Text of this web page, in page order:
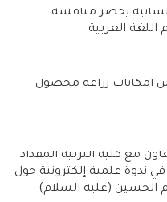
يحضر مناقشة
العربية
امكانات زراعة محصول
مع كلية التربية المقداد
ندوة علمية إلكترونية حول
الحسين (عليه السلام)